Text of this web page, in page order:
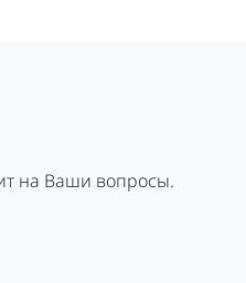
на Ваши вопросы.